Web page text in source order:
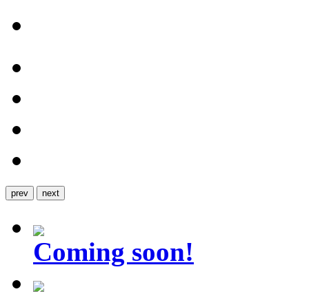
prev next
Coming soon!